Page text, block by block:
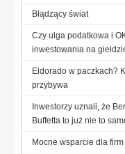
Błądzący świat
Czy ulga podatkowa i
inwestowania na
Eldorado w paczkach?
przybywa
Inwestorzy uznali, że
Buffetta to już nie to
Mocne wsparcie dla